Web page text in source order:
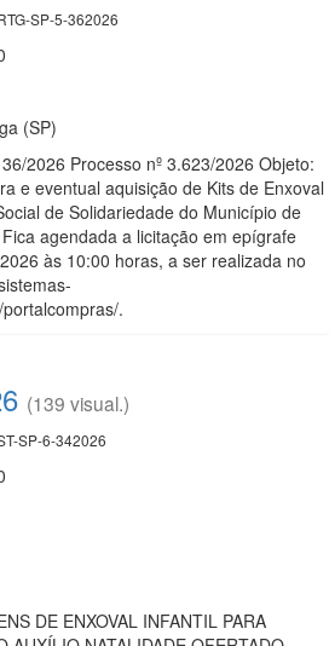
SP-5-362026
(SP)
2026 Processo nº 3.623/2026 Objeto:
e eventual aquisição de Kits de Enxoval
de Solidariedade do Município de
agendada a licitação em epígrafe
às 10:00 horas, a ser realizada no
.
(139 visual.)
SP-6-342026
DE ENXOVAL INFANTIL PARA